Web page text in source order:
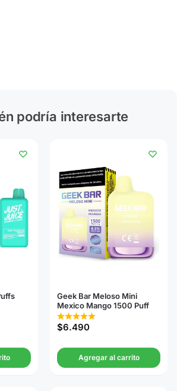
podría interesarte
Geek Bar Meloso Mini
Mexico Mango 1500 Puff
$6.490
Agregar al carrito